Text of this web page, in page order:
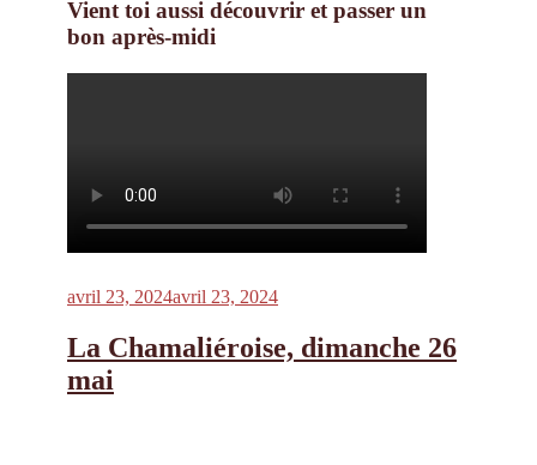
Vient toi aussi découvrir et passer un
bon après-midi
Publié
avril 23, 2024avril 23, 2024
La Chamaliéroise, dimanche 26
mai